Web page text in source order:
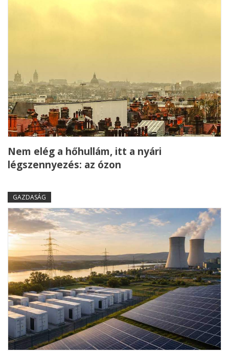
Nem elég a hőhullám, itt a nyári
légszennyezés: az ózon
GAZDASÁG